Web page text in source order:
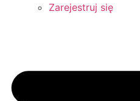
Zarejestruj się